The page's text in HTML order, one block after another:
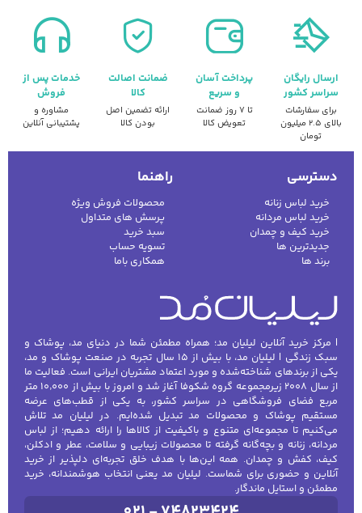
ارسال رایگان
سراسر کشور
برای سفارشات
بالای ۲.۵ میلیون
تومان
پرداخت آسان
و سریع
تا ۷ روز ضمانت
تعویض کالا
ضمانت اصالت
کالا
ارائه تضمین اصل
بودن کالا
خدمات پس از
فروش
مشاوره و
پشتیبانی آنلاین
دسترسی
خرید لباس زنانه
خرید لباس مردانه
خرید کیف و چمدان
جدیدترین ها
برند ها
راهنما
محصولات فروش ویژه
پرسش های متداول
سبد خرید
تسویه حساب
همکاری باما
| مرکز خرید آنلاین لیلیان مد؛ همراه مطمئن شما در دنیای مد، پوشاک و
سبک زندگی | لیلیان مد، با بیش از ۱۵ سال تجربه در صنعت پوشاک و مد،
یکی از برندهای شناخته‌شده و مورد اعتماد مشتریان ایرانی است. فعالیت ما
از سال ۲۰۰۸ زیرمجموعه گروه شکوفا آغاز شد و امروز با بیش از ۱۰٬۰۰۰ متر
مربع فضای فروشگاهی در سراسر کشور، به یکی از قطب‌های عرضه
مستقیم پوشاک و محصولات مد تبدیل شده‌ایم. در لیلیان مد تلاش
می‌کنیم تا مجموعه‌ای متنوع و باکیفیت از کالاها را ارائه دهیم؛ از لباس
مردانه، زنانه و بچه‌گانه گرفته تا محصولات زیبایی و سلامت، عطر و ادکلن،
کیف، کفش و چمدان. همه این‌ها با هدف خلق تجربه‌ای دلپذیر از خرید
آنلاین و حضوری برای شماست. لیلیان مد یعنی انتخاب هوشمندانه، خرید
مطمئن و استایل ماندگار.